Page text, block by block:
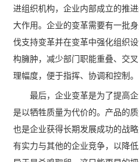
进组织机构，企业内部成立的推
大作用。企业的变革需要有一批
伐支持变革并在变革中强化组织
构臃肿，减少部门职能重叠、交
理幅度，便于指挥、协调和控制。
最后，企业变革是为了提高企
是以牺牲质量为代价的。产品的
也是企业获得长期发展成功的战
有实力与其他的企业竞争，以降